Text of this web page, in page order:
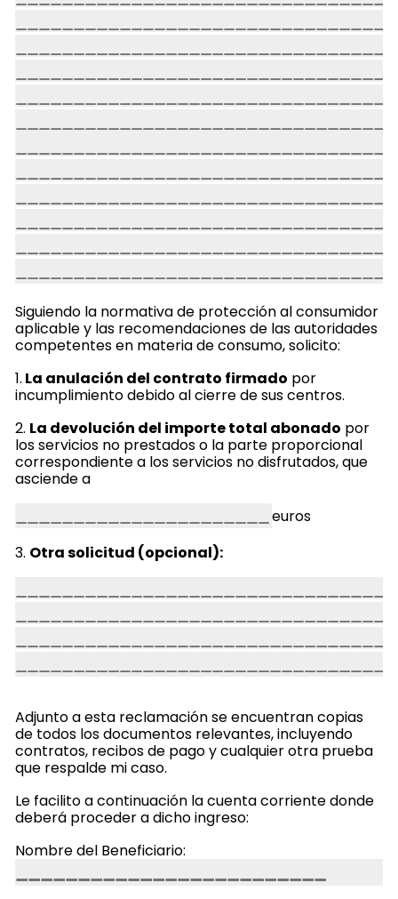
Siguiendo la normativa de protección al consumidor
aplicable y las recomendaciones de las autoridades
competentes en materia de consumo, solicito:
1. La anulación del contrato firmado por
incumplimiento debido al cierre de sus centros.
2. La devolución del importe total abonado por
los servicios no prestados o la parte proporcional
correspondiente a los servicios no disfrutados, que
asciende a
euros
3. Otra solicitud (opcional):
Adjunto a esta reclamación se encuentran copias
de todos los documentos relevantes, incluyendo
contratos, recibos de pago y cualquier otra prueba
que respalde mi caso.
Le facilito a continuación la cuenta corriente donde
deberá proceder a dicho ingreso:
Nombre del Beneficiario: